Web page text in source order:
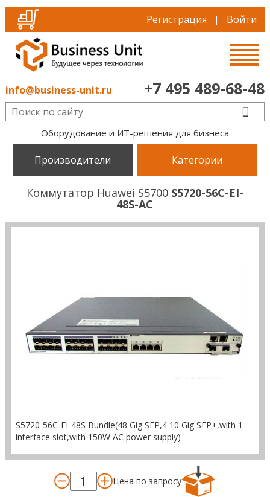
Регистрация | Войти
info@business-unit.ru +7 495 489-68-48
Оборудование и ИТ-решения для бизнеса
Производители Категории
Коммутатор Huawei S5700 S5720-56C-EI-
48S-AC
S5720-56C-EI-48S Bundle(48 Gig SFP,4 10 Gig SFP+,with 1
interface slot,with 150W AC power supply)
Цена по запросу